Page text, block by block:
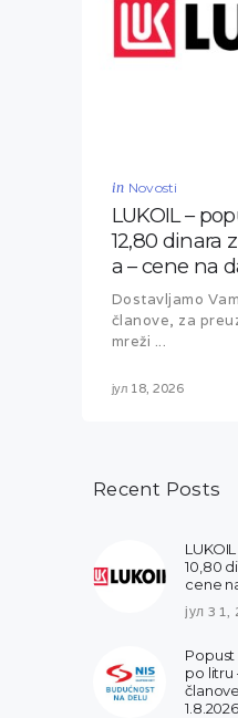
in Novosti
LUKOIL –
12,80 dinara
a – cene na
Dostavljamo
članove, za
mreži ...
јул 18, 2026
Recent Posts
10,80
cene
јул 31,
Popust
po litru
1.8.2026.